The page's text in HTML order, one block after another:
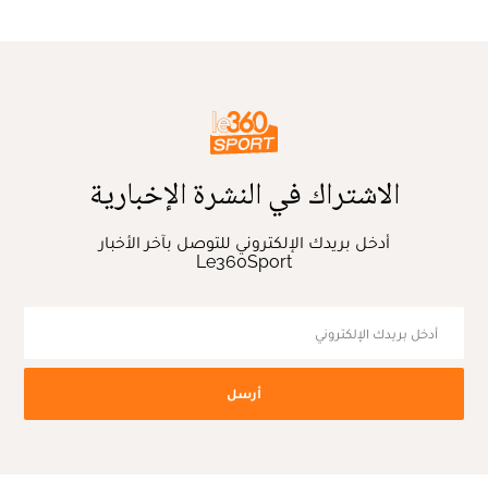
الاشتراك في النشرة الإخبارية
أدخل بريدك الإلكتروني للتوصل بآخر الأخبار
Le360Sport
أرسل